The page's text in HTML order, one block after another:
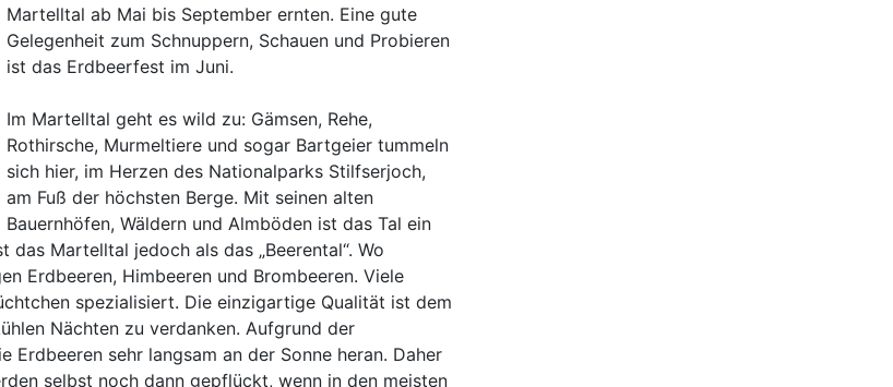
Martelltal ab Mai bis September ernten. Eine gute
Gelegenheit zum Schnuppern, Schauen und Probieren
ist das Erdbeerfest im Juni.
Im Martelltal geht es wild zu: Gämsen, Rehe,
Rothirsche, Murmeltiere und sogar Bartgeier tummeln
sich hier, im Herzen des Nationalparks Stilfserjoch,
am Fuß der höchsten Berge. Mit seinen alten
Bauernhöfen, Wäldern und Almböden ist das Tal ein
Martelltal jedoch als das „Beerental“. Wo
Erdbeeren, Himbeeren und Brombeeren. Viele
spezialisiert. Die einzigartige Qualität ist dem
Nächten zu verdanken. Aufgrund der
sehr langsam an der Sonne heran. Daher
selbst noch dann gepflückt, wenn in den meisten